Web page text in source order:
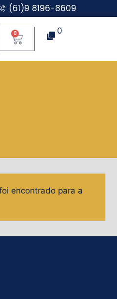
(61)9 8196-8609
0 0
encontrado para a